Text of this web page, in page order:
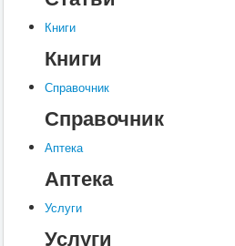
Услуги
Контакты
Шкатулки
Книги
Книги
Справочник
Справочник
Аптека
Аптека
Услуги
Услуги